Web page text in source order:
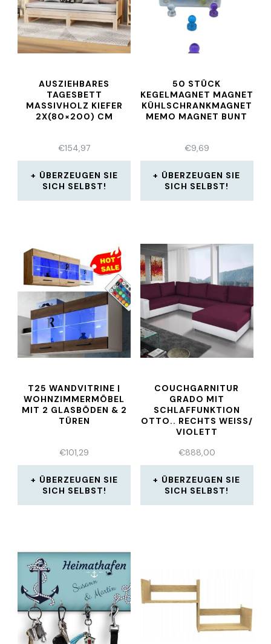
AUSZIEHBARES
TAGESBETT
MASSIVHOLZ KIEFER
2X(80×200) CM
€154,97
ÜBERZEUGEN SIE
SICH SELBST!
50 STÜCK
KEGELMAGNET MAGNET
KÜHLSCHRANKMAGNET
MEMO MAGNET BUNT
€9,69
ÜBERZEUGEN SIE
SICH SELBST!
T25 WANDVITRINE |
WOHNZIMMERMÖBEL
MIT 2 GLASBÖDEN & 2
TÜREN
€101,29
ÜBERZEUGEN SIE
SICH SELBST!
COUCHGARNITUR
GRADO MIT
SCHLAFFUNKTION
OTTO.. RECHTS WEISS/
VIOLETT
€888,00
ÜBERZEUGEN SIE
SICH SELBST!